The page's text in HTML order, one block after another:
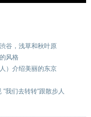
谷，浅草和秋叶原
风格
）介绍美丽的东京
我们去转转“跟散步人